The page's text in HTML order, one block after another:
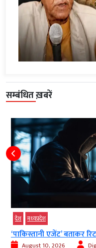
सम्बंधित ख़बरें
से ठगी, 4...